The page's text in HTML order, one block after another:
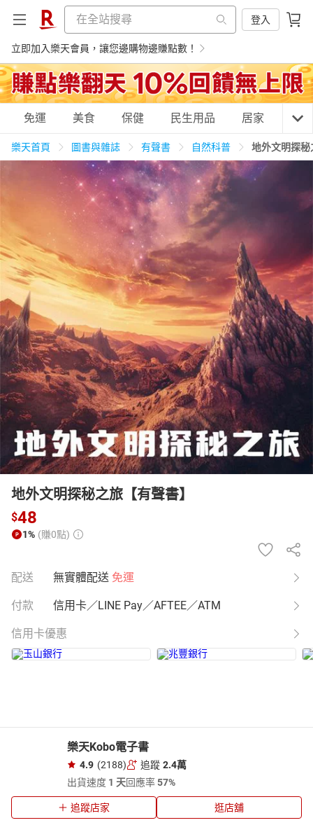
登入
立即加入樂天會員，讓您邊購物邊賺點數！
購物網分類
天天免運 美食蛋糕 養生保健
居家生活 3C家電 運動休閒
男裝 化妝保養 情趣用品
日本購物 電子/紙本書
HOT
免運 美食 保健 民生用品 居家 3C
樂天首頁 圖書與雜誌 有聲書 自然科普 地外文明探
地外文明探秘之旅【有聲書】
$48
1% (賺0點)
配送 無實體配送 免運
付款 信用卡／LINE Pay／AFTEE／ATM
信用卡優惠
樂天Kobo電子書
4.9 (2188) 追蹤 2.4萬
出貨速度 1 天回應率57%
追蹤店家 逛店舖